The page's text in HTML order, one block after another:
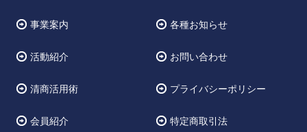
事業案内 各種お知らせ
活動紹介
清商活用術
会員紹介
お問い合わせ
プライバシーポリシー
特定商取引法